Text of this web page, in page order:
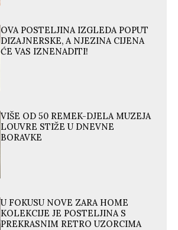
OVA POSTELJINA IZGLEDA POPUT
DIZAJNERSKE, A NJEZINA CIJENA
ĆE VAS IZNENADITI!
VIŠE OD 50 REMEK-DJELA MUZEJA
LOUVRE STIŽE U DNEVNE
BORAVKE
U FOKUSU NOVE ZARA HOME
KOLEKCIJE JE POSTELJINA S
PREKRASNIM RETRO UZORCIMA